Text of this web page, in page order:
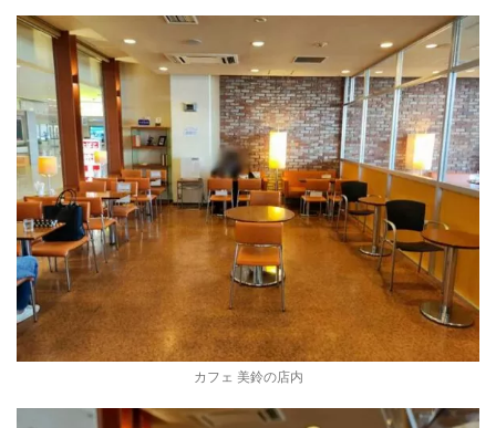
カフェ 美鈴の店内